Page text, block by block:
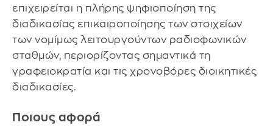
επιχειρείται η πλήρης ψηφιοποίηση της
διαδικασίας επικαιροποίησης των στοιχείων
των νομίμως λειτουργούντων ραδιοφωνικών
σταθμών, περιορίζοντας σημαντικά τη
γραφειοκρατία και τις χρονοβόρες διοικητικές
διαδικασίες.
Ποιους αφορά